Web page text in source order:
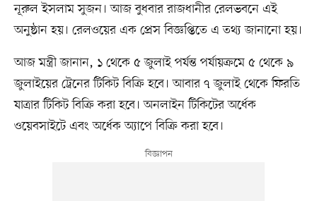
নূরুল ইসলাম সুজন। আজ বুধবার রাজধানীর রেলভব‌নে এই
অনুষ্ঠান হয়। রেলওয়ের এক প্রেস বিজ্ঞপ্তিতে এ তথ্য জানানো হয়।
আজ মন্ত্রী জানান, ১ থে‌কে ৫ জুলাই পর্যন্ত পর্যায়ক্রমে ৫ থেকে ৯
জুলাইয়ের ট্রেনের টিকিট বিক্রি হবে। আবার ৭ জুলাই থেকে ফিরতি
যাত্রার টিকিট বিক্রি করা হ‌বে। অনলাইন টিকিটের অর্ধেক
ওয়েবসাইটে এবং অর্ধেক অ্যাপে বিক্রি করা হ‌বে।